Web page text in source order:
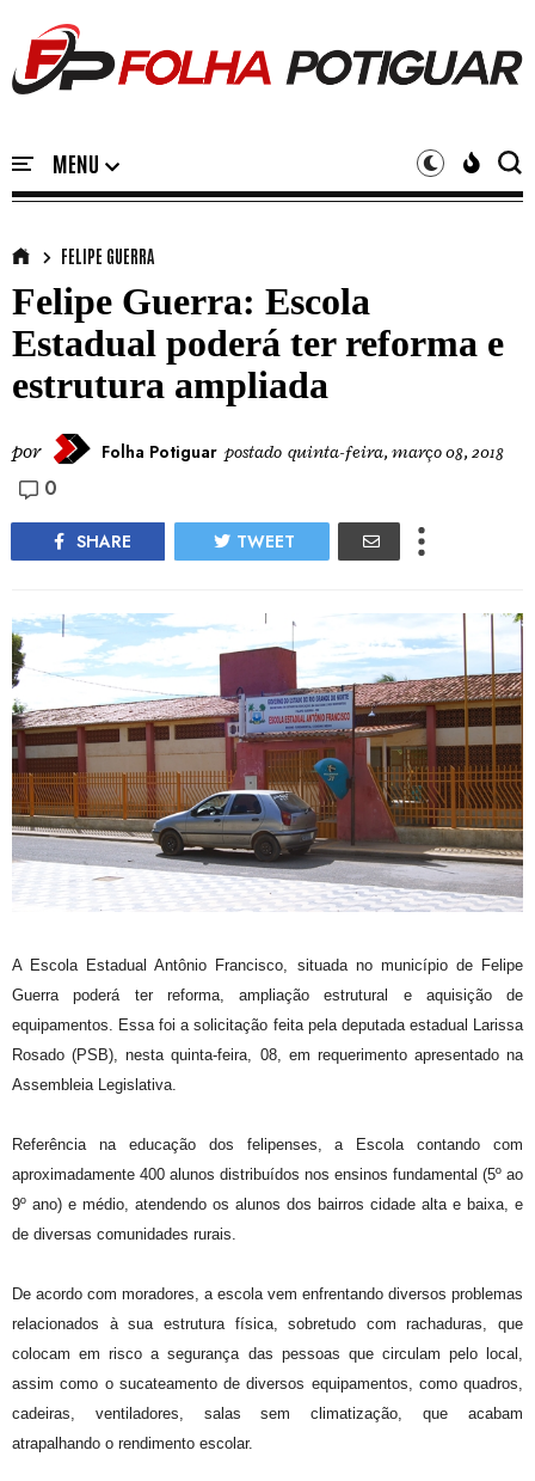
FELIPE GUERRA
Felipe Guerra: Escola
Estadual poderá ter reforma e
estrutura ampliada
por Folha Potiguar postado quinta-feira, março 08, 2018
0
SHARE TWEET
A Escola Estadual Antônio Francisco, situada no município de Felipe
Guerra poderá ter reforma, ampliação estrutural e aquisição de
equipamentos. Essa foi a solicitação feita pela deputada estadual Larissa
Rosado (PSB), nesta quinta-feira, 08, em requerimento apresentado na
Assembleia Legislativa.
Referência na educação dos felipenses, a Escola contando com
aproximadamente 400 alunos distribuídos nos ensinos fundamental (5º ao
9º ano) e médio, atendendo os alunos dos bairros cidade alta e baixa, e
de diversas comunidades rurais.
De acordo com moradores, a escola vem enfrentando diversos problemas
relacionados à sua estrutura física, sobretudo com rachaduras, que
colocam em risco a segurança das pessoas que circulam pelo local,
assim como o sucateamento de diversos equipamentos, como quadros,
cadeiras, ventiladores, salas sem climatização, que acabam
atrapalhando o rendimento escolar.